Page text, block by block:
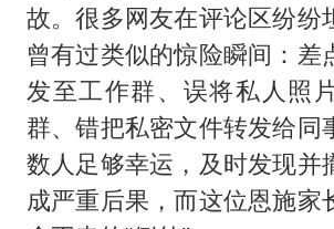
故。很多网友在评论区纷纷
曾有过类似的惊险瞬间：差
发至工作群、误将私人照
群、错把私密文件转发给同
数人足够幸运，及时发现并
成严重后果，而这位恩施家